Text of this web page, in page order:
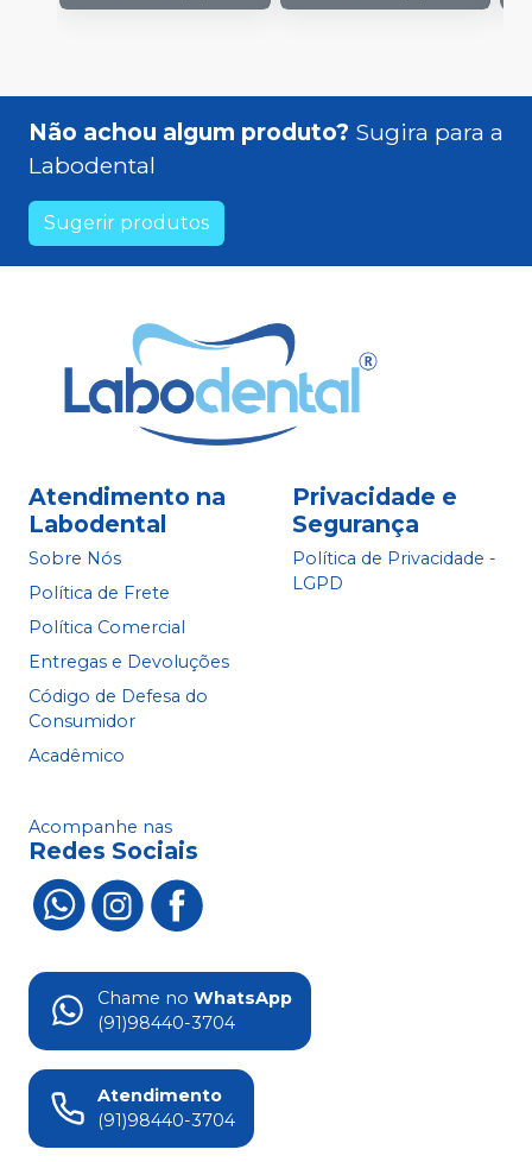
Não achou algum produto? Sugira para a
Labodental
Sugerir produtos
Atendimento na
Labodental
Sobre Nós
Política de Frete
Política Comercial
Entregas e Devoluções
Código de Defesa do
Consumidor
Acadêmico
Privacidade e
Segurança
Política de Privacidade -
LGPD
Acompanhe nas
Redes Sociais
Chame no WhatsApp
(91)98440-3704
Atendimento
(91)98440-3704